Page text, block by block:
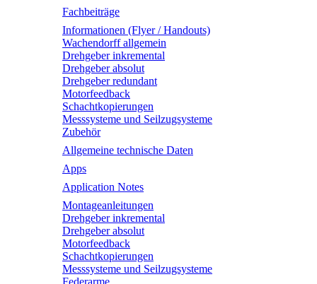
Fachbeiträge
Informationen (Flyer / Handouts)
Wachendorff allgemein
Drehgeber inkremental
Drehgeber absolut
Drehgeber redundant
Motorfeedback
Schachtkopierungen
Messsysteme und Seilzugsysteme
Zubehör
Allgemeine technische Daten
Apps
Application Notes
Montageanleitungen
Drehgeber inkremental
Drehgeber absolut
Motorfeedback
Schachtkopierungen
Messsysteme und Seilzugsysteme
Federarme